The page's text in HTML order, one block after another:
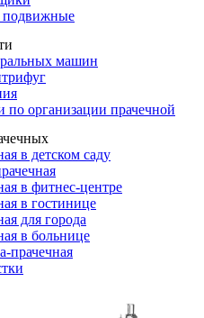
подвижные
машин
по организации прачечной
в детском саду
в фитнес-центре
в гостинице
для города
в больнице
прачечная